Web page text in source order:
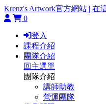
Krenz's Artwork官方網站 | 在
0
登入
課程介紹
團隊介紹
回主選單
團隊介紹
講師助教
營運團隊